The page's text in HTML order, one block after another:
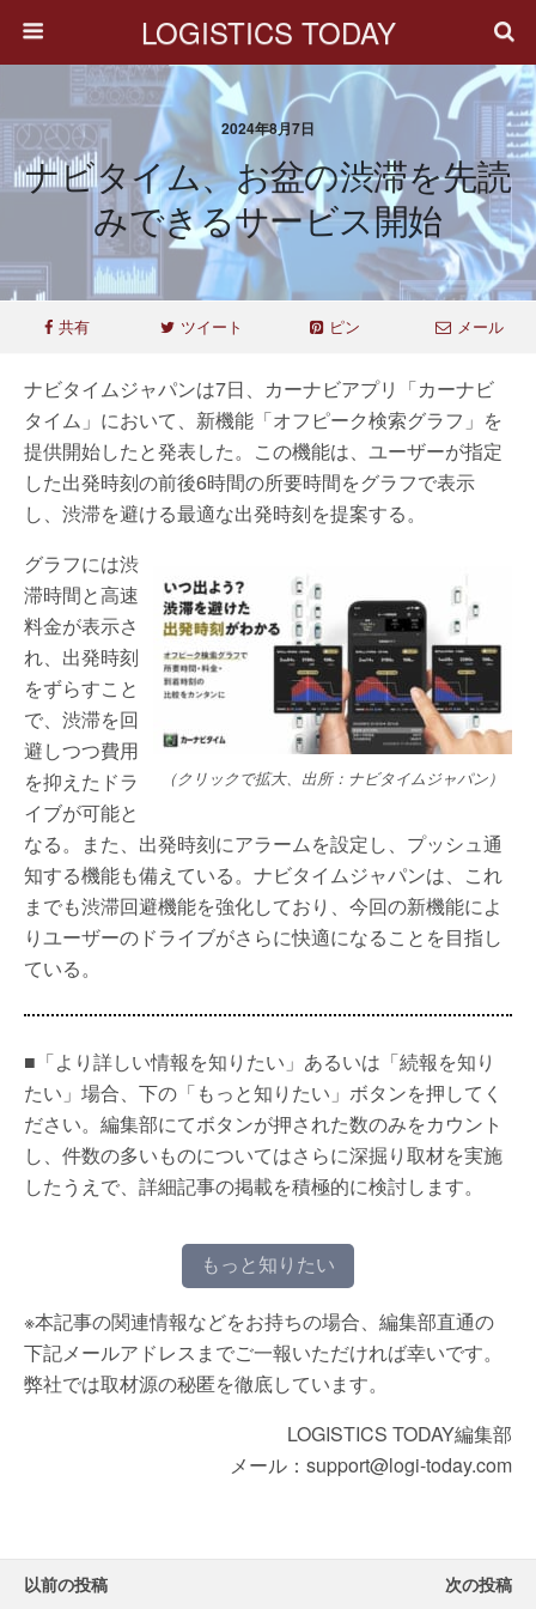
LOGISTICS TODAY
2024年8月7日
ナビタイム、お盆の渋滞を先読
みできるサービス開始
共有 ツイート ピン メール
ナビタイムジャパンは7日、カーナビアプリ「カーナビ
タイム」において、新機能「オフピーク検索グラフ」を
提供開始したと発表した。この機能は、ユーザーが指定
した出発時刻の前後6時間の所要時間をグラフで表示
し、渋滞を避ける最適な出発時刻を提案する。
（クリックで拡大、出所：ナビタイムジャパン）
グラフには渋
滞時間と高速
料金が表示さ
れ、出発時刻
をずらすこと
で、渋滞を回
避しつつ費用
を抑えたドラ
イブが可能と
なる。また、出発時刻にアラームを設定し、プッシュ通
知する機能も備えている。ナビタイムジャパンは、これ
までも渋滞回避機能を強化しており、今回の新機能によ
りユーザーのドライブがさらに快適になることを目指し
ている。
■「より詳しい情報を知りたい」あるいは「続報を知り
たい」場合、下の「もっと知りたい」ボタンを押してく
ださい。編集部にてボタンが押された数のみをカウント
し、件数の多いものについてはさらに深掘り取材を実施
したうえで、詳細記事の掲載を積極的に検討します。
もっと知りたい
※本記事の関連情報などをお持ちの場合、編集部直通の
下記メールアドレスまでご一報いただければ幸いです。
弊社では取材源の秘匿を徹底しています。
LOGISTICS TODAY編集部
メール：support@logi-today.com
以前の投稿 次の投稿